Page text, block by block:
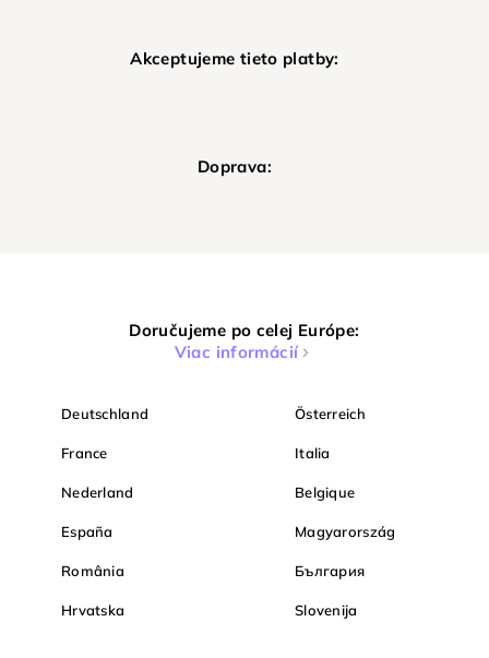
Akceptujeme tieto platby:
Doprava:
Doručujeme po celej Európe:
Viac informácií
Deutschland Österreich
France Italia
Nederland Belgique
España Magyarország
România България
Hrvatska Slovenija